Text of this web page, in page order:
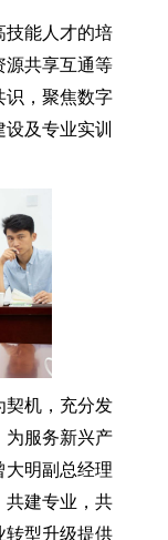
技能人才的培
源共享互通等
识，聚焦数字
及专业实训
契机，充分发
为服务新兴产
大明副总经理
共建专业，共
转型升级提供